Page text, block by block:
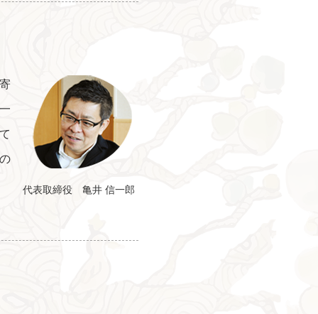
代表取締役 亀井 信一郎